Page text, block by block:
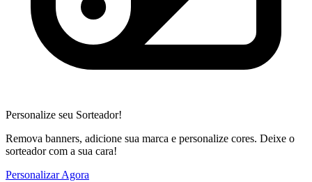
Personalize seu Sorteador!
Remova banners, adicione sua marca e personalize cores. Deixe o
sorteador com a sua cara!
Personalizar Agora